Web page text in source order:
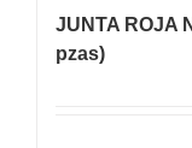
JUNTA ROJA
pzas)